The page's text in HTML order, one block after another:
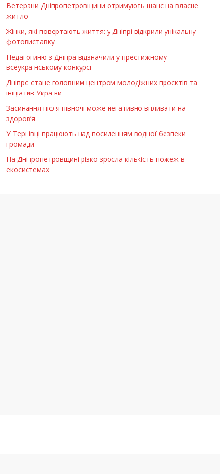
Ветерани Дніпропетровщини отримують шанс на власне
житло
Жінки, які повертають життя: у Дніпрі відкрили унікальну
фотовиставку
Педагогиню з Дніпра відзначили у престижному
всеукраїнському конкурсі
Дніпро стане головним центром молодіжних проєктів та
ініціатив України
Засинання після півночі може негативно впливати на
здоров’я
У Тернівці працюють над посиленням водної безпеки
громади
На Дніпропетровщині різко зросла кількість пожеж в
екосистемах